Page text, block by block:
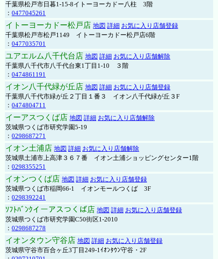
千葉県松戸市日暮1-15-8イトーヨーカドー八柱 3階
： 0477045261
イトーヨーカドー松戸店 地図 詳細 お気に入り店舗登録
千葉県松戸市松戸1149 イトーヨーカドー松戸店6階
： 0477035701
ユアエルム八千代台店 地図 詳細 お気に入り店舗解除
千葉県八千代市八千代台東1丁目1-10 ３階
： 0474861191
イオン八千代緑が丘店 地図 詳細 お気に入り店舗登録
千葉県八千代市緑が丘２丁目１番３ イオン八千代緑が丘３F
： 0474804711
イーアスつくば店 地図 詳細 お気に入り店舗解除
茨城県つくば市研究学園5-19
： 0298687271
イオン土浦店 地図 詳細 お気に入り店舗解除
茨城県土浦市上高津３６７番 イオン土浦ショッピングセンター1階
： 0298355251
イオンつくば店 地図 詳細 お気に入り店舗登録
茨城県つくば市稲岡66-1 イオンモールつくば 3F
： 0298392241
ｿﾌﾄﾊﾞﾝｸイーアスつくば店 地図 詳細 お気に入り店舗登録
茨城県つくば市研究学園C50街区1-2010
： 0298687278
イオンタウン守谷店 地図 詳細 お気に入り店舗登録
茨城県守谷市百合ヶ丘3丁目249-1ｲｵﾝﾀｳﾝ守谷・2F